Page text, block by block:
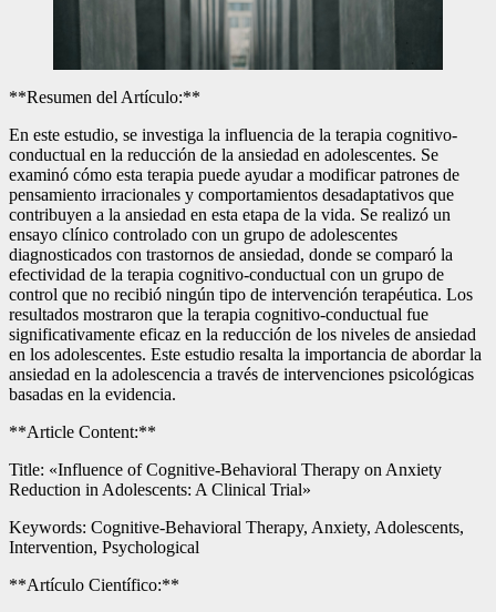
**Resumen del Artículo:**
En este estudio, se investiga la influencia de la terapia cognitivo-
conductual en la reducción de la ansiedad en adolescentes. Se
examinó cómo esta terapia puede ayudar a modificar patrones de
pensamiento irracionales y comportamientos desadaptativos que
contribuyen a la ansiedad en esta etapa de la vida. Se realizó un
ensayo clínico controlado con un grupo de adolescentes
diagnosticados con trastornos de ansiedad, donde se comparó la
efectividad de la terapia cognitivo-conductual con un grupo de
control que no recibió ningún tipo de intervención terapéutica. Los
resultados mostraron que la terapia cognitivo-conductual fue
significativamente eficaz en la reducción de los niveles de ansiedad
en los adolescentes. Este estudio resalta la importancia de abordar la
ansiedad en la adolescencia a través de intervenciones psicológicas
basadas en la evidencia.
**Article Content:**
Title: «Influence of Cognitive-Behavioral Therapy on Anxiety
Reduction in Adolescents: A Clinical Trial»
Keywords: Cognitive-Behavioral Therapy, Anxiety, Adolescents,
Intervention, Psychological
**Artículo Científico:**